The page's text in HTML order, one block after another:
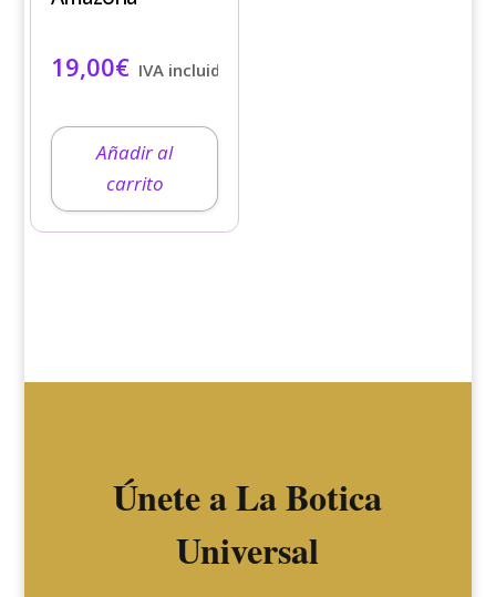
19,00€ IVA incluido
Añadir al
carrito